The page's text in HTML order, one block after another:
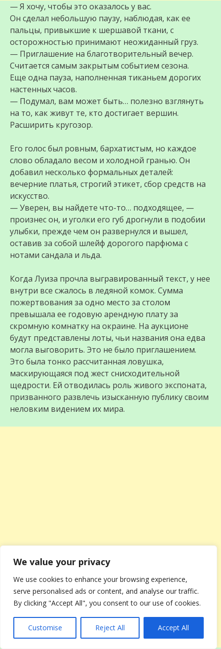
We value your privacy
We use cookies to enhance your browsing experience,
serve personalised ads or content, and analyse our traffic.
By clicking "Accept All", you consent to our use of cookies.
Customise Reject All Accept All
— Я хочу, чтобы это оказалось у вас.
Он сделал небольшую паузу, наблюдая, как ее
пальцы, привыкшие к шершавой ткани, с
осторожностью принимают неожиданный груз.
— Приглашение на благотворительный вечер.
Считается самым закрытым событием сезона.
Еще одна пауза, наполненная тиканьем дорогих
настенных часов.
— Подумал, вам может быть… полезно взглянуть
на то, как живут те, кто достигает вершин.
Расширить кругозор.
Его голос был ровным, бархатистым, но каждое
слово обладало весом и холодной гранью. Он
добавил несколько формальных деталей:
вечерние платья, строгий этикет, сбор средств на
искусство.
— Уверен, вы найдете что-то… подходящее, —
произнес он, и уголки его губ дрогнули в подобии
улыбки, прежде чем он развернулся и вышел,
оставив за собой шлейф дорогого парфюма с
нотами сандала и льда.
Когда Луиза прочла выгравированный текст, у нее
внутри все сжалось в ледяной комок. Сумма
пожертвования за одно место за столом
превышала ее годовую арендную плату за
скромную комнатку на окраине. На аукционе
будут представлены лоты, чьи названия она едва
могла выговорить. Это не было приглашением.
Это была тонко рассчитанная ловушка,
маскирующаяся под жест снисходительной
щедрости. Ей отводилась роль живого экспоната,
призванного развлечь изысканную публику своим
неловким видением их мира.